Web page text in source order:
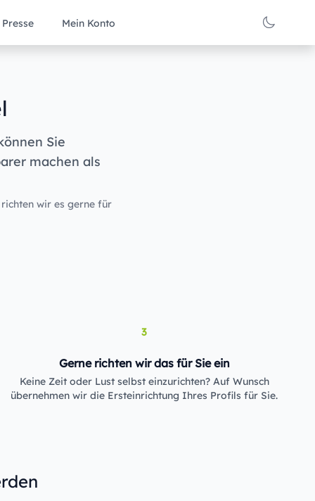
Presse Mein Konto
Sie
machen als
wir es gerne für
3
Gerne richten wir das für Sie ein
Keine Zeit oder Lust selbst einzurichten? Auf Wunsch
übernehmen wir die Ersteinrichtung Ihres Profils für Sie.